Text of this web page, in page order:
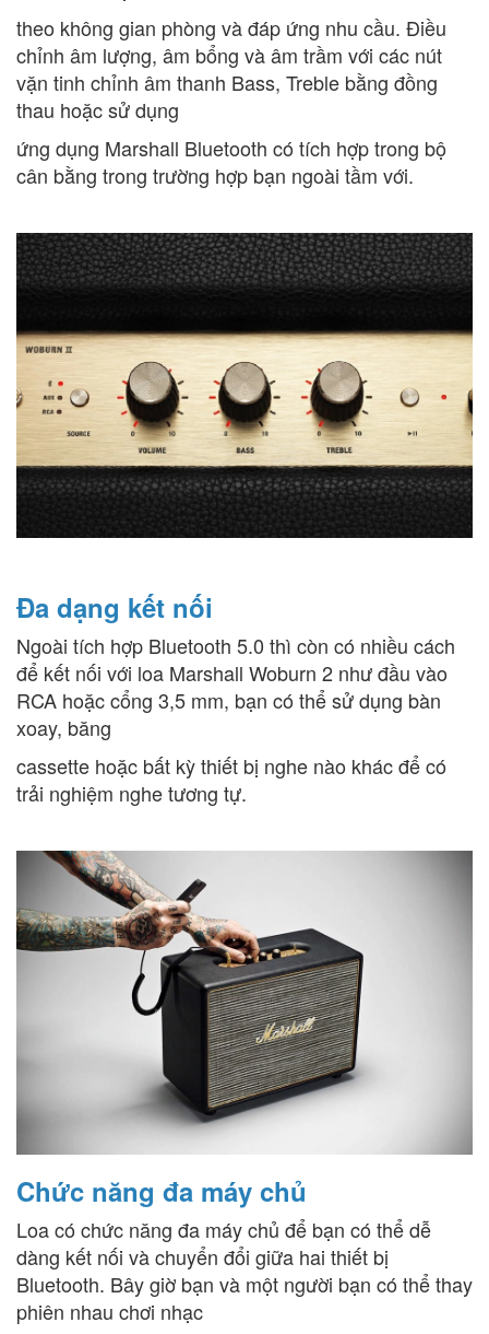
theo không gian phòng và đáp ứng nhu cầu. Điều
chỉnh âm lượng, âm bổng và âm trầm với các nút
vặn tinh chỉnh âm thanh Bass, Treble bằng đồng
thau hoặc sử dụng
ứng dụng Marshall Bluetooth có tích hợp trong bộ
cân bằng trong trường hợp bạn ngoài tầm với.
Đa dạng kết nối
Ngoài tích hợp Bluetooth 5.0 thì còn có nhiều cách
để kết nối với loa Marshall Woburn 2 như đầu vào
RCA hoặc cổng 3,5 mm, bạn có thể sử dụng bàn
xoay, băng
cassette hoặc bất kỳ thiết bị nghe nào khác để có
trải nghiệm nghe tương tự.
Chức năng đa máy chủ
Loa có chức năng đa máy chủ để bạn có thể dễ
dàng kết nối và chuyển đổi giữa hai thiết bị
Bluetooth. Bây giờ bạn và một người bạn có thể thay
phiên nhau chơi nhạc